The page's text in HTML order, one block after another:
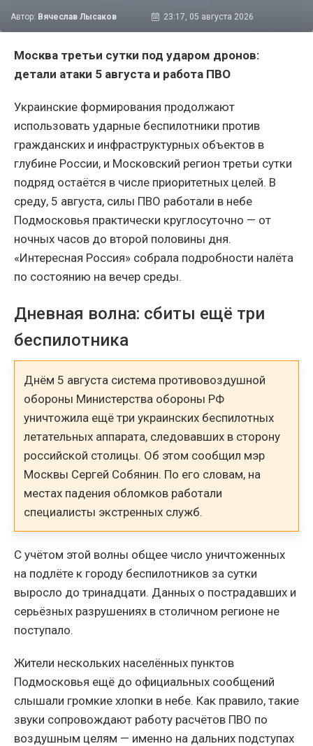
Автор: Вячеслав Лысаков 23:17, 05 августа 2026
Москва третьи сутки под ударом дронов:
детали атаки 5 августа и работа ПВО
Украинские формирования продолжают
использовать ударные беспилотники против
гражданских и инфраструктурных объектов в
глубине России, и Московский регион третьи сутки
подряд остаётся в числе приоритетных целей. В
среду, 5 августа, силы ПВО работали в небе
Подмосковья практически круглосуточно — от
ночных часов до второй половины дня.
«Интересная Россия» собрала подробности налёта
по состоянию на вечер среды.
Дневная волна: сбиты ещё три
беспилотника
Днём 5 августа система противовоздушной
обороны Министерства обороны РФ
уничтожила ещё три украинских беспилотных
летательных аппарата, следовавших в сторону
российской столицы. Об этом сообщил мэр
Москвы Сергей Собянин. По его словам, на
местах падения обломков работали
специалисты экстренных служб.
С учётом этой волны общее число уничтоженных
на подлёте к городу беспилотников за сутки
выросло до тринадцати. Данных о пострадавших и
серьёзных разрушениях в столичном регионе не
поступало.
Жители нескольких населённых пунктов
Подмосковья ещё до официальных сообщений
слышали громкие хлопки в небе. Как правило, такие
звуки сопровождают работу расчётов ПВО по
воздушным целям — именно на дальних подступах